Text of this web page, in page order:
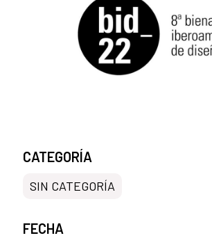
CATEGORÍA
SIN CATEGORÍA
FECHA